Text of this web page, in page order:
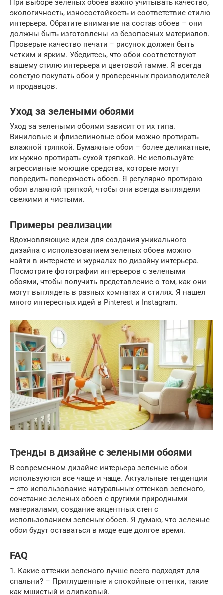
При выборе зеленых обоев важно учитывать качество,
экологичность, износостойкость и соответствие стилю
интерьера. Обратите внимание на состав обоев – они
должны быть изготовлены из безопасных материалов.
Проверьте качество печати – рисунок должен быть
четким и ярким. Убедитесь, что обои соответствуют
вашему стилю интерьера и цветовой гамме. Я всегда
советую покупать обои у проверенных производителей
и продавцов.
Уход за зелеными обоями
Уход за зелеными обоями зависит от их типа.
Виниловые и флизелиновые обои можно протирать
влажной тряпкой. Бумажные обои – более деликатные,
их нужно протирать сухой тряпкой. Не используйте
агрессивные моющие средства, которые могут
повредить поверхность обоев. Я регулярно протираю
обои влажной тряпкой, чтобы они всегда выглядели
свежими и чистыми.
Примеры реализации
Вдохновляющие идеи для создания уникального
дизайна с использованием зеленых обоев можно
найти в интернете и журналах по дизайну интерьера.
Посмотрите фотографии интерьеров с зелеными
обоями, чтобы получить представление о том, как они
могут выглядеть в разных комнатах и стилях. Я нашел
много интересных идей в Pinterest и Instagram.
Тренды в дизайне с зелеными обоями
В современном дизайне интерьера зеленые обои
используются все чаще и чаще. Актуальные тенденции
– это использование натуральных оттенков зеленого,
сочетание зеленых обоев с другими природными
материалами, создание акцентных стен с
использованием зеленых обоев. Я думаю, что зеленые
обои будут оставаться в моде еще долгое время.
FAQ
1. Какие оттенки зеленого лучше всего подходят для
спальни? – Приглушенные и спокойные оттенки, такие
как мшистый и оливковый.